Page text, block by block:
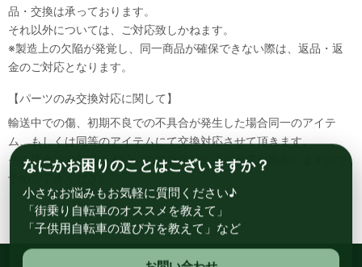
品・交換は承っております。
それ以外については、ご対応致しかねます。
※製造上の欠陥が発覚し、同一商品が確保できない際は、返品・返
金のご対応となります。
【パーツのみ交換対応に関して】
輸送中での傷、初期不良での不具合が発生した場合同一のアイテ
ム、もしくは同等のアイテムにて交換対応させて頂きます。
その場合該当部品を着払いにて返送して頂く必要が御座いますので
予めご了承ください。
なにかお困りのことはございますか？
小さなお悩みもお気軽に質問ください♪
「街乗り自転車のオススメを教えて」
「子供用自転車の選び方を教えて」など